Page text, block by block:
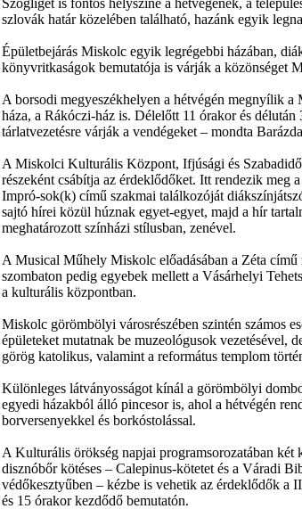
Szögliget is fontos helyszíne a hétvégének, a
szlovák határ közelében található, hazánk egyik
Épületbejárás Miskolc egyik legrégebbi házában,
könyvritkaságok bemutatója is várják a közönséget
A borsodi megyeszékhelyen a hétvégén megnyílik
háza, a Rákóczi-ház is. Délelőtt 11 órakor és
tárlatvezetésre várják a vendégeket – mondta
A Miskolci Kulturális Központ, Ifjúsági és
részeként csábítja az érdeklődőket. Itt rendezik meg
Impró-sok(k) című szakmai találkozóját
sajtó hírei közül húznak egyet-egyet, majd a hír
meghatározott színházi stílusban, zenével.
A Musical Műhely Miskolc előadásában a Zéta
szombaton pedig egyebek mellett a Vásárhelyi
a kulturális központban.
Miskolc görömbölyi városrészében szintén számos
épületeket mutatnak be muzeológusok vezetésével,
görög katolikus, valamint a református templom
Különleges látványosságot kínál a görömbölyi
egyedi házakból álló pincesor is, ahol a hétvégén
borversenyekkel és borkóstolással.
A Kulturális örökség napjai programsorozatában
disznóbőr kötéses – Calepinus-kötetet és a Váradi
védőkesztyűben – kézbe is vehetik az érdeklődők a
és 15 órakor kezdődő bemutatón.